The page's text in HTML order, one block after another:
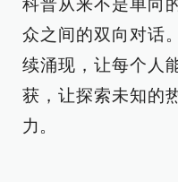
科普从来不是单向
众之间的双向对话
续涌现，让每个人
获，让探索未知的
力。